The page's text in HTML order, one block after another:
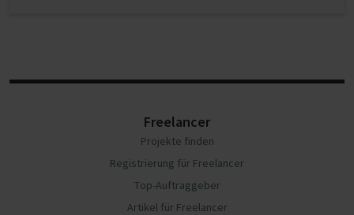
Freelancer
Projekte finden
Registrierung für Freelancer
Top-Auftraggeber
Artikel für Freelancer